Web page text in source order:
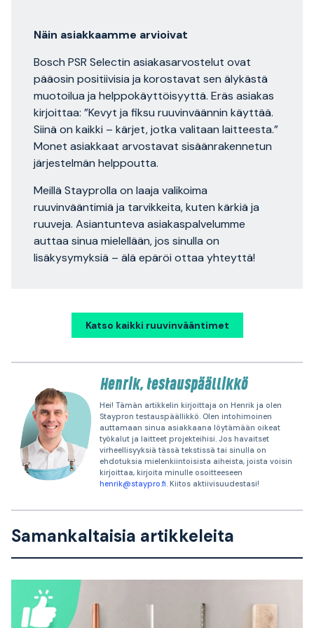
Näin asiakkaamme arvioivat
Bosch PSR Selectin asiakasarvostelut ovat
pääosin positiivisia ja korostavat sen älykästä
muotoilua ja helppokäyttöisyyttä. Eräs asiakas
kirjoittaa: ”Kevyt ja fiksu ruuvinväännin käyttää.
Siinä on kaikki – kärjet, jotka valitaan laitteesta.”
Monet asiakkaat arvostavat sisäänrakennetun
järjestelmän helppoutta.
Meillä Stayprolla on laaja valikoima
ruuvinvääntimiä ja tarvikkeita, kuten kärkiä ja
ruuveja. Asiantunteva asiakaspalvelumme
auttaa sinua mielellään, jos sinulla on
lisäkysymyksiä – älä epäröi ottaa yhteyttä!
Katso kaikki ruuvinvääntimet
Henrik, testauspäällikkö
Hei! Tämän artikkelin kirjoittaja on Henrik ja olen
Staypron testauspäällikkö. Olen intohimoinen
auttamaan sinua asiakkaana löytämään oikeat
työkalut ja laitteet projekteihisi. Jos havaitset
virheellisyyksiä tässä tekstissä tai sinulla on
ehdotuksia mielenkiintoisista aiheista, joista voisin
kirjoittaa, kirjoita minulle osoitteeseen
henrik@staypro.fi. Kiitos aktiivisuudestasi!
Samankaltaisia artikkeleita